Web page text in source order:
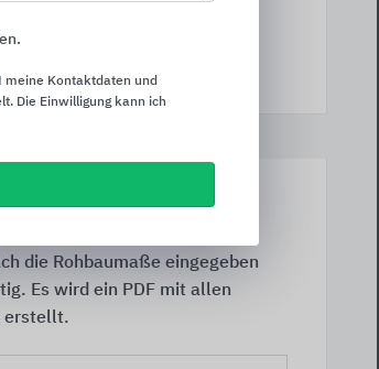
die Rohbaumaße eingegeben
Es wird ein PDF mit allen
erstellt.
meine Kontaktdaten und
Die Einwilligung kann ich